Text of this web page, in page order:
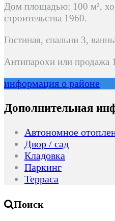
Дом площадью: 100 м²,
строительства 1960.
Гостиная, спальни 3, в
Антипарохи или продажа
информация о районе
Дополнительная
Автономное
Двор / сад
Кладовка
Паркинг
Терраса
Поиск